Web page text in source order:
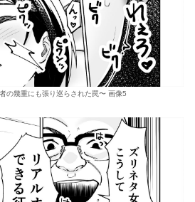
の幾重にも張り巡らされた罠〜 画像5